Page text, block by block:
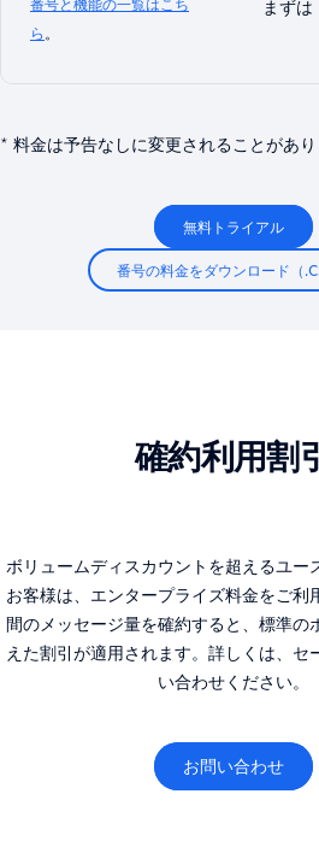
番号と機能の一覧はこち
ら 。
まずは
* 料金は予告なしに変更されることがあり
無料トライアル
番号の料金をダウンロード（
確約利用割引
ボリュームディスカウントを超えるユー
お客様は、エンタープライズ料金をご利
間のメッセージ量を確約すると、標準の
えた割引が適用されます。詳しくは、セ
い合わせください。
お問い合わせ